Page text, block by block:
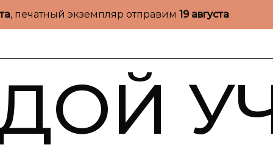
, печатный экземпляр отправим 19 августа